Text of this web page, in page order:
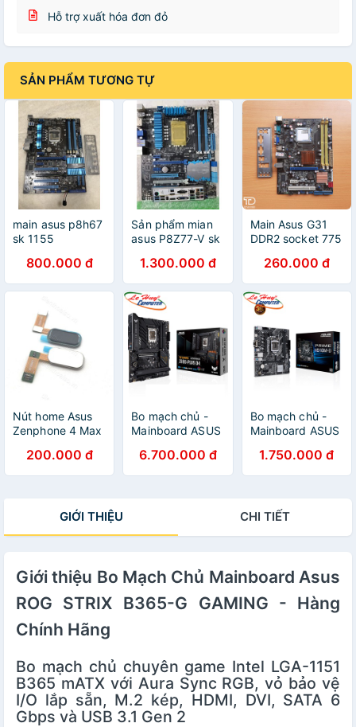
Hỗ trợ xuất hóa đơn đỏ
SẢN PHẨM TƯƠNG TỰ
main asus p8h67
sk 1155
800.000 đ
Sản phẩm mian
asus P8Z77-V sk
1.300.000 đ
Main Asus G31
DDR2 socket 775
G31 Asus DDram
2 socket 775
260.000 đ
Nút home Asus
Zenphone 4 Max
200.000 đ
Bo mạch chủ -
Mainboard ASUS
Z690-PLUS D4
6.700.000 đ
Bo mạch chủ -
Mainboard ASUS
1.750.000 đ
GIỚI THIỆU CHI TIẾT
Giới thiệu Bo Mạch Chủ Mainboard Asus
ROG STRIX B365-G GAMING - Hàng
Chính Hãng
Bo mạch chủ chuyên game Intel LGA-1151
B365 mATX với Aura Sync RGB, vỏ bảo vệ
I/O lắp sẵn, M.2 kép, HDMI, DVI, SATA 6
Gbps và USB 3.1 Gen 2